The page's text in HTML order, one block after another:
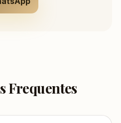
Frequentes